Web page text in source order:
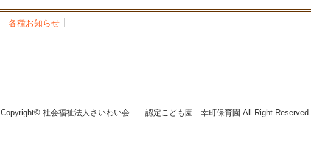
各種お知らせ
Copyright© 社会福祉法人さいわい会 認定こども園 幸町保育園 All Right Reserved.